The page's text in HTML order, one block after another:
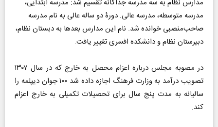
مدارس نظام به سه مدرسه جداگانه تقسیم شد: مدرسه ابتدایی،
مدرسه متوسطه، مدرسه عالی. دورۀ دو ساله عالی به نام مدرسه
صاحب‌منصبی خوانده شد. نام این مدارس بعد‌ها به دبستان نظام،
دبیرستان نظام و دانشکده افسری تغییر یافت.
در مصوبه مجلس درباره اعزام محصل به خارج که در سال ۱۳۰۷
تصویب درآمد به وزارت فرهنگ اجازه داده شد ۱۰۰ جوان دیپلمه را
سالیانه به مدت پنج سال برای تحصیلات تکمیلی به خارج اعزام
کند.